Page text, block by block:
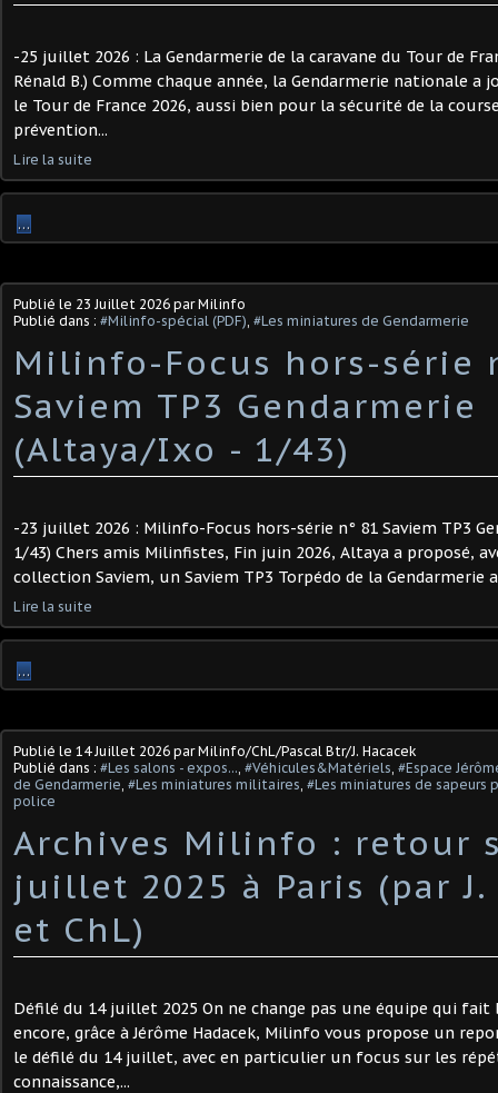
-25 juillet 2026 : La Gendarmerie de la caravane du Tour de
Rénald B.) Comme chaque année, la Gendarmerie nationale
le Tour de France 2026, aussi bien pour la sécurité de la
prévention...
Lire la suite
…
Publié le 23 Juillet 2026 par Milinfo
Publié dans : #Milinfo-spécial (PDF), #Les miniatures de Gendarmerie
Milinfo-Focus hors-série
Saviem TP3 Gendarmerie
(Altaya/Ixo - 1/43) ​
-23 juillet 2026 : Milinfo-Focus hors-série n° 81 Saviem TP3
1/43) Chers amis Milinfistes, Fin juin 2026, Altaya a proposé,
collection Saviem, un Saviem TP3 Torpédo de la Gendarmerie
Lire la suite
…
Publié le 14 Juillet 2026 par Milinfo/ChL/Pascal Btr/J. Hacacek
Publié dans : #Les salons - expos..., #Véhicules&Matériels, #Espace
de Gendarmerie, #Les miniatures militaires, #Les miniatures de sapeurs
police
Archives Milinfo : retour
juillet 2025 à Paris (par J.
et ChL)
Défilé du 14 juillet 2025 On ne change pas une équipe qui fait
encore, grâce à Jérôme Hadacek, Milinfo vous propose un
le défilé du 14 juillet, avec en particulier un focus sur les
connaissance,...